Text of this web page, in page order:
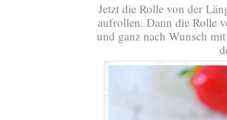
Jetzt die Rolle von der
aufrollen. Dann die Rolle
und ganz nach Wunsch